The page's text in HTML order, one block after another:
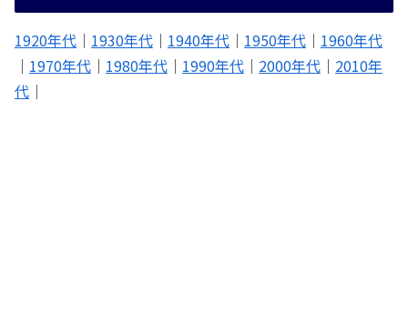
1920年代 ｜ 1930年代 ｜ 1940年代 ｜ 1950年代 ｜ 1960年代
｜ 1970年代 ｜ 1980年代 ｜ 1990年代 ｜ 2000年代 ｜ 2010年
代 ｜